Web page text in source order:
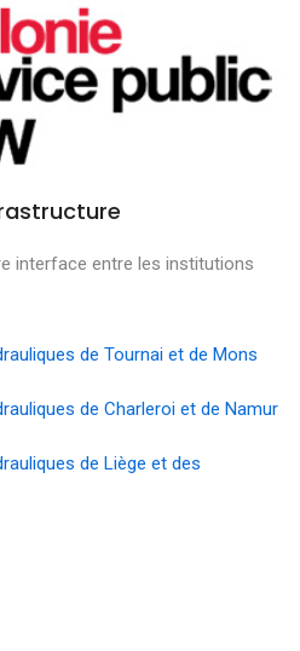
interface entre les institutions
de Tournai et de Mons
de Charleroi et de Namur
de Liège et des